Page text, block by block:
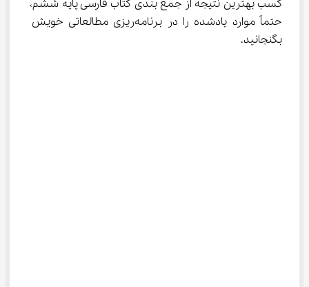
کسب بهترین نتیجه از جمع بندی کتاب فارسی پایه ششم،
حتماً موارد یادشده را در برنامه‌ریزی مطالعاتی خویش
بگنجانید.